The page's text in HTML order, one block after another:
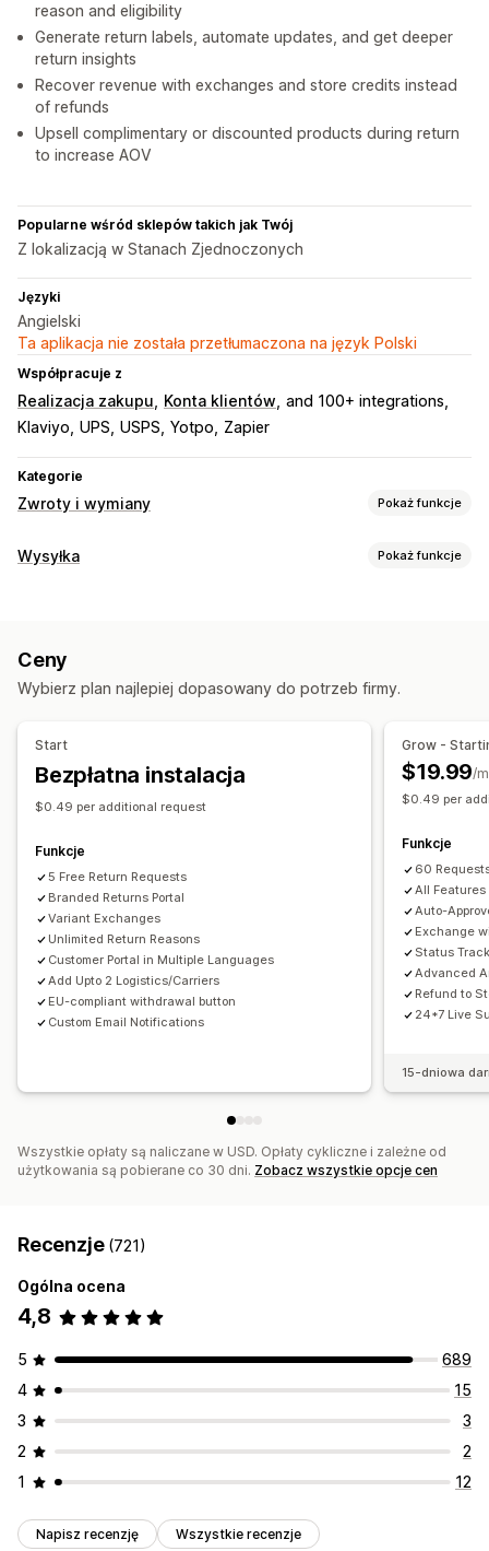
reason and eligibility
Generate return labels, automate updates, and get deeper
return insights
Recover revenue with exchanges and store credits instead
of refunds
Upsell complimentary or discounted products during return
to increase AOV
Popularne wśród sklepów takich jak Twój
Z lokalizacją w Stanach Zjednoczonych
Języki
Angielski
Ta aplikacja nie została przetłumaczona na język Polski
Współpracuje z
Realizacja zakupu Konta klientów and 100+ integrations
Klaviyo UPS USPS Yotpo Zapier
Kategorie
Zwroty i wymiany Pokaż funkcje
Opcje zwrotu
Kredyt sklepowy
Zautomatyzowane zatwierdzanie
Portal do obsługi zwrotów
Niestandardowe polityki
Wielojęzyczne
Śledzenie zwrotów
Powiadomienia SMS Powiadomienia e-mail
Niestandardowy branding
Zarządzanie zwrotem kosztów
Aktualizacje dotyczące zapasów
Niestandardowe listy zablokowanych
Wysyłka Pokaż funkcje
Etykiety zwrotne
Synchronizacja zamówień Wielojęzyczne
Synchronizacja zamówień
Śledzenie w czasie rzeczywistym
Strona śledzenia z własną marką
Powiadomienia e-mail
Aktualizacje zamówienia
Ceny
Wybierz plan najlepiej dopasowany do potrzeb firmy.
Start
Bezpłatna instalacja
$0.49 per additional request
Funkcje
5 Free Return Requests
Branded Returns Portal
Variant Exchanges
Unlimited Return Reasons
Customer Portal in Multiple Languages
Add Upto 2 Logistics/Carriers
EU-compliant withdrawal button
Custom Email Notifications
Grow -
$19.99/
$0.49 per
Funkcje
60
All Features
Auto-
Exchange
Status
Advanced
Refund to
24*7 Live
15-dniowa
Wszystkie opłaty są naliczane w USD. Opłaty cykliczne i zależne od
użytkowania są pobierane co 30 dni. Zobacz wszystkie opcje cen
Recenzje (721)
Ogólna ocena
4,8
5
689
4
15
3
3
2
2
1
12
Napisz recenzję Wszystkie recenzje